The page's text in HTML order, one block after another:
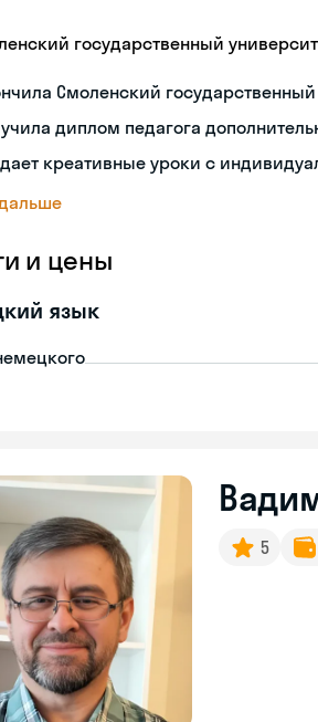
государственный
Смоленский
диплом педагога
креативные уроки с
и цены
язык
5